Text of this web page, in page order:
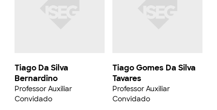
Tiago Da Silva
Bernardino
Professor Auxiliar
Convidado
Tiago Gomes Da Silva
Tavares
Professor Auxiliar
Convidado